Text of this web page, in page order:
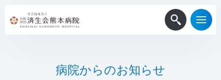
病院からのお知 らせ